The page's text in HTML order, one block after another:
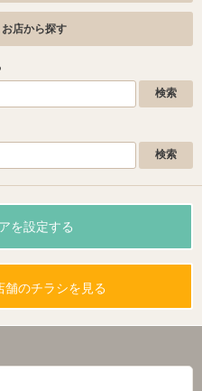
お店から探す
を設定する
舗のチラシを見る